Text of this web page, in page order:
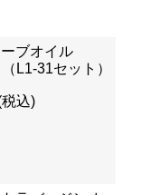
ブオイル
L1-31セット）
税込)